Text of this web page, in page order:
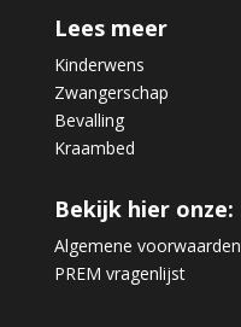
Lees meer
Kinderwens
Zwangerschap
Bevalling
Kraambed
Bekijk hier onze:
Algemene voorwaarden
PREM vragenlijst